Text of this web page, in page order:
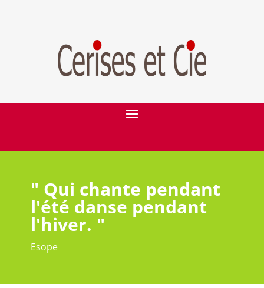
" Qui chante pendant
l'été danse pendant
l'hiver. "
Esope